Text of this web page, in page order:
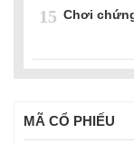
15 Chơi
MÃ CỔ PHIẾU